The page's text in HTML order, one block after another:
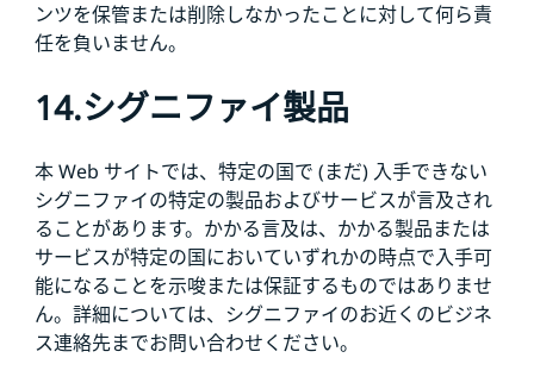
ンツを保管または削除しなかったことに対して何ら責
任を負いません。
14.シグニファイ製品
本 Web サイトでは、特定の国で (まだ) 入手できない
シグニファイの特定の製品およびサービスが言及され
ることがあります。かかる言及は、かかる製品または
サービスが特定の国においていずれかの時点で入手可
能になることを示唆または保証するものではありませ
ん。詳細については、シグニファイのお近くのビジネ
ス連絡先までお問い合わせください。